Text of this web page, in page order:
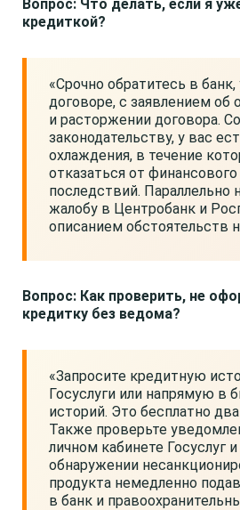
Вопрос: Что делать, если я
кредиткой?
«Срочно обратитесь в
договоре, с заявлением об
и расторжении договора.
законодательству, у вас
охлаждения, в течение
отказаться от
последствий. Параллельно
жалобу в Центробанк и
описанием обстоятельств
Вопрос: Как проверить, не
кредитку без ведома?
«Запросите кредитную
Госуслуги или напрямую в
историй. Это бесплатно два
Также проверьте
личном кабинете Госуслуг
обнаружении
продукта немедленно
в банк и